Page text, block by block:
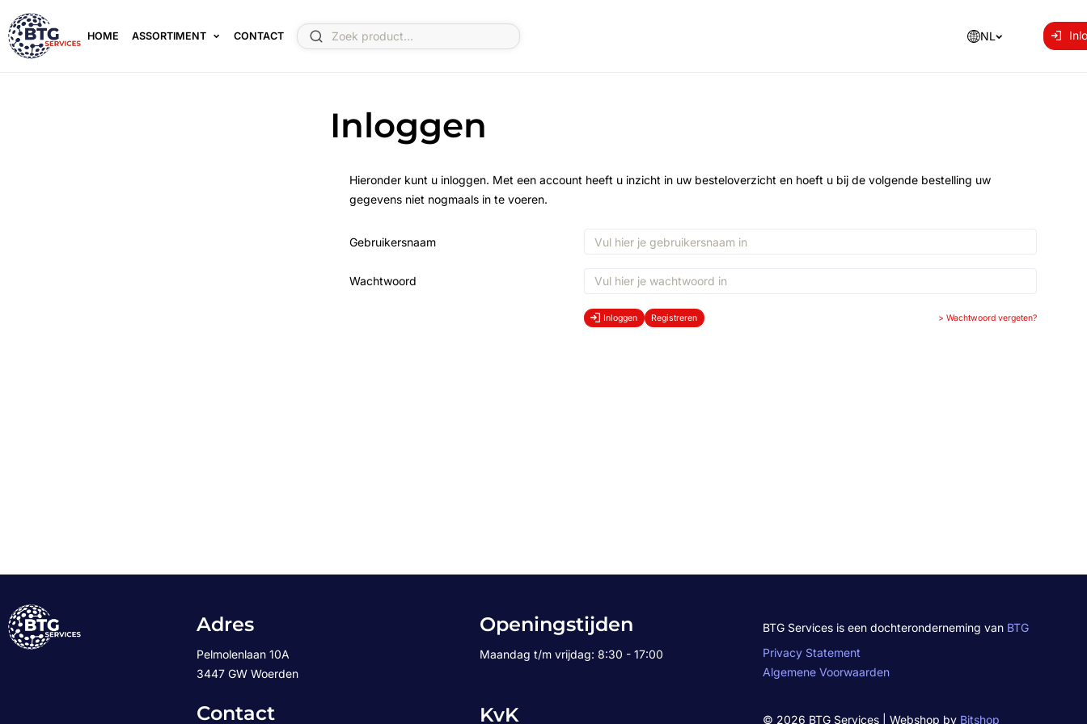
HOME ASSORTIMENT CONTACT NL
Inloggen
Hieronder kunt u inloggen. Met een account heeft u inzicht in uw besteloverzicht en hoeft u bij de volgende bestelling uw
gegevens niet nogmaals in te voeren.
Gebruikersnaam
Wachtwoord
Inloggen Registreren >Wachtwoord vergeten?
Adres
Pelmolenlaan 10A
3447 GW Woerden
Contact
Openingstijden
Maandag t/m vrijdag: 8:30 - 17:00
KvK
BTG Services is een dochteronderneming van BTG
Privacy Statement
Algemene Voorwaarden
© 2026 BTG Services | Webshop by Bitshop